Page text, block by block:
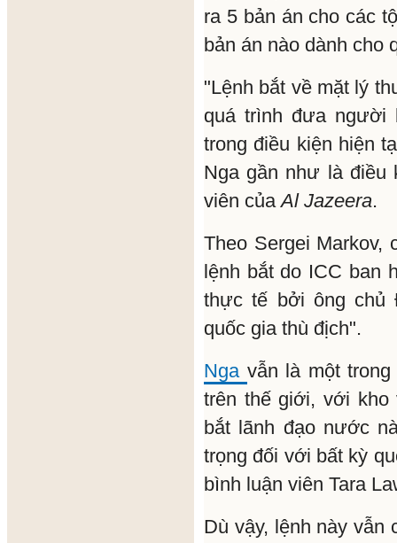
ra 5 bản án cho các
bản án nào dành cho
"Lệnh bắt về mặt lý
quá trình đưa người
trong điều kiện hiện
Nga gần như là điều
viên củaAl Jazeera.
Theo Sergei Markov,
lệnh bắt do ICC ban
thực tế bởi ông chủ
quốc gia thù địch".
Nga vẫn là một
trên thế giới, với kho
bắt lãnh đạo nước
trọng đối với bất kỳ
bình luận viên Tara
Dù vậy, lệnh này vẫn